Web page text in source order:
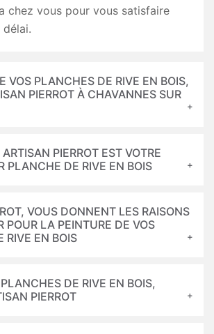
chez vous pour vous satisfaire
VOS PLANCHES DE RIVE EN BOIS,
PIERROT À CHAVANNES SUR
ARTISAN PIERROT EST VOTRE
PLANCHE DE RIVE EN BOIS
VOUS DONNENT LES RAISONS
POUR LA PEINTURE DE VOS
RIVE EN BOIS
DE RIVE EN BOIS,
PIERROT